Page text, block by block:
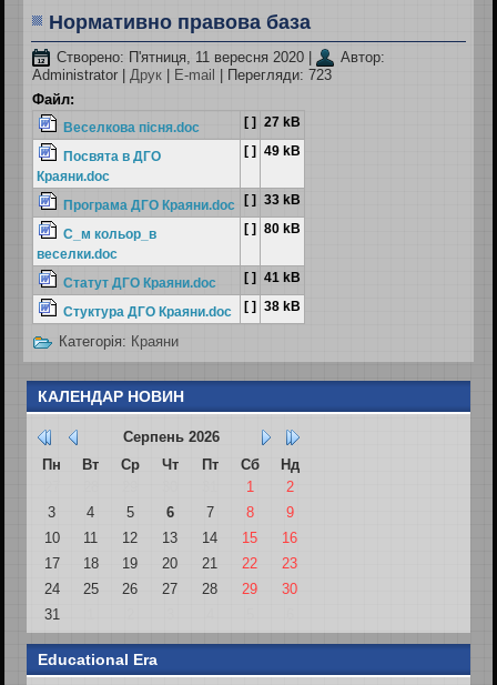
Нормативно правова база
Створено: П'ятниця, 11 вересня 2020 |
Автор:
Administrator |Друк E-mail
| Перегляди: 723
Файл:
Веселкова пісня.doc [ ] 27 kB
Посвята в ДГО
Краяни.doc
[ ] 49 kB
Програма ДГО Краяни.doc [ ] 33 kB
С_м кольор_в
веселки.doc
[ ] 80 kB
Статут ДГО Краяни.doc [ ] 41 kB
Стуктура ДГО Краяни.doc [ ] 38 kB
Категорія: Краяни
КАЛЕНДАР НОВИН
Серпень 2026
Пн
Вт Ср Чт Пт Сб
Нд
1
2
3
4 5 6 7 8
9
10
11 12 13 14 15
16
17
18 19 20 21 22
23
24
25 26 27 28 29
30
31
Educational Era